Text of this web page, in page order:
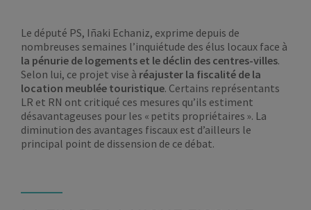
Le député PS, Iñaki Echaniz, exprime depuis de
nombreuses semaines l’inquiétude des élus locaux face à
la pénurie de logements et le déclin des centres-villes.
Selon lui, ce projet vise à réajuster la fiscalité de la
location meublée touristique. Certains représentants
LR et RN ont critiqué ces mesures qu’ils estiment
désavantageuses pour les « petits propriétaires ». La
diminution des avantages fiscaux est d’ailleurs le
principal point de dissension de ce débat.